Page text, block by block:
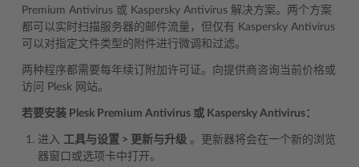
Premium Antivirus 或 Kaspersky Antivirus 解决方案。两个方案
都可以实时扫描服务器的邮件流量，但仅有 Kaspersky Antivirus
可以对指定文件类型的附件进行微调和过滤。
两种程序都需要每年续订附加许可证。向提供商咨询当前价格或
访问 Plesk 网站。
若要安装 Plesk Premium Antivirus 或 Kaspersky Antivirus：
进入 工具与设置 > 更新与升级 。更新器将会在一个新的浏览
器窗口或选项卡中打开。